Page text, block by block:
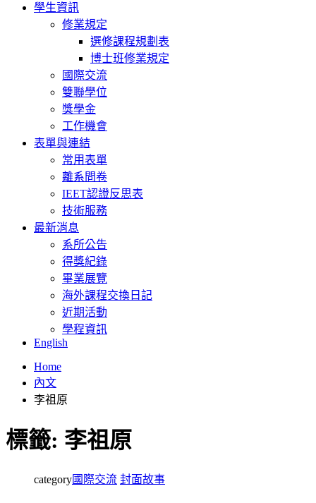
學生資訊
修業規定
選修課程規劃表
博士班修業規定
國際交流
雙聯學位
獎學金
工作機會
表單與連結
常用表單
離系問卷
IEET認證反思表
技術服務
最新消息
系所公告
得獎紀錄
畢業展覽
海外課程交換日記
近期活動
學程資訊
English
Home
內文
李祖原
標籤: 李祖原
category國際交流 封面故事